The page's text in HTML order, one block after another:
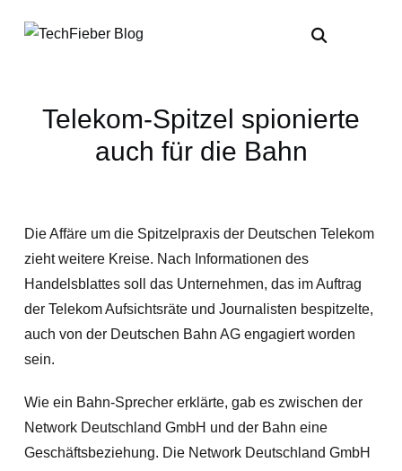
Telekom-Spitzel spionierte
auch für die Bahn
Die Affäre um die Spitzelpraxis der Deutschen Telekom
zieht weitere Kreise. Nach Informationen des
Handelsblattes soll das Unternehmen, das im Auftrag
der Telekom Aufsichtsräte und Journalisten bespitzelte,
auch von der Deutschen Bahn AG engagiert worden
sein.
Wie ein Bahn-Sprecher erklärte, gab es zwischen der
Network Deutschland GmbH und der Bahn eine
Geschäftsbeziehung. Die Network Deutschland GmbH